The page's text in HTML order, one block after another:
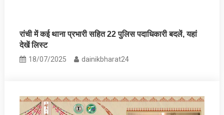
रांची में कई थाना प्रभारी सहित 22 पुलिस पदाधिकारी बदलें, यहां
देखें लिस्‍ट
18/07/2025 dainikbharat24